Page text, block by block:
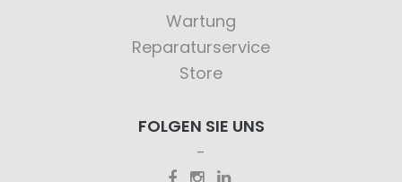
Wartung
Reparaturservice
Store
FOLGEN SIE UNS